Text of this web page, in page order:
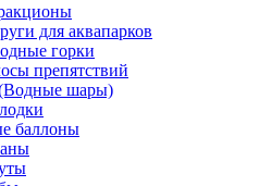
для аквапарков
горки
препятствий
шары)
баллоны